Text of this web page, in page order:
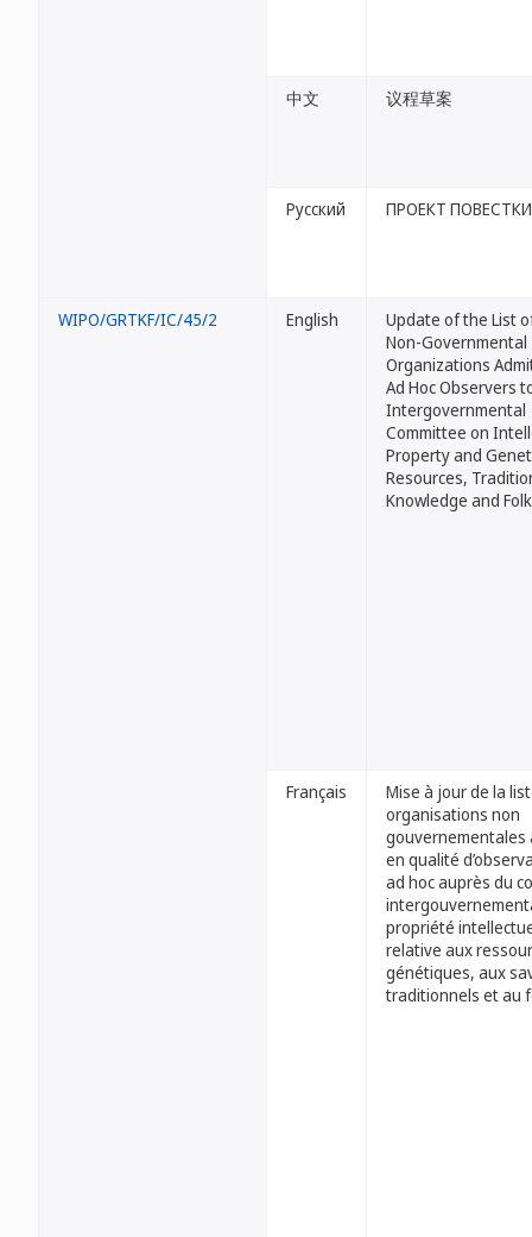
中文 议程草案
Русский ПРОЕКТ
WIPO/GRTKF/IC/45/2 English
Update of the List
Non-Governmental
Organizations
Ad Hoc Observers
Intergovernmental
Committee on
Property and
Resources,
Knowledge and
Français
Mise à jour de la
organisations non
gouvernementales
en qualité
ad hoc auprès du
propriété
relative aux
génétiques, aux
traditionnels et au